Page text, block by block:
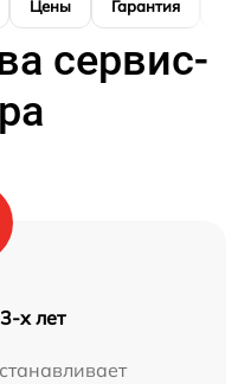
Цены Гарантия
сервис-
х лет